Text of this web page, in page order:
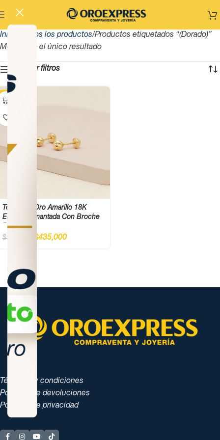
Inicio Todos los productos Productos etiquetados “(Dorado)”
Mostrando el único resultado
Mostrar filtros
Topos De Oro Amarillo 18K
Esfera Diamantada Con Broche
Rosca
$500,000 $435,000
Términos y condiciones
Políticas de devoluciones
Políticas de privacidad